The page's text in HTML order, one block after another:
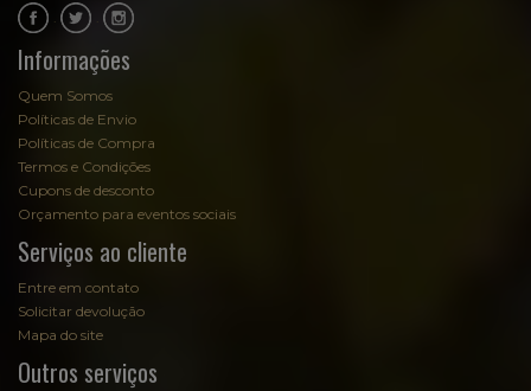
Informações
Quem Somos
Políticas de Envio
Políticas de Compra
Termos e Condições
Cupons de desconto
Orçamento para eventos sociais
Serviços ao cliente
Entre em contato
Solicitar devolução
Mapa do site
Outros serviços